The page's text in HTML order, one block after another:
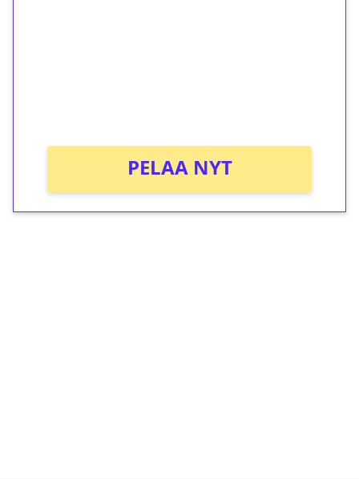
PELAA NYT